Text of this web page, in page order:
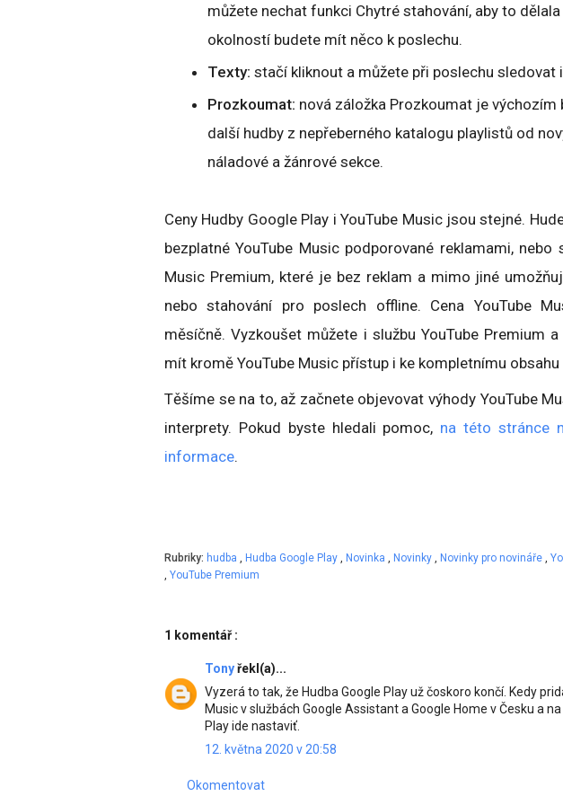
můžete nechat funkci Chytré stahování, aby to
okolností budete mít něco k poslechu.
Texty: stačí kliknout a můžete při poslechu sledovat
Prozkoumat: nová záložka Prozkoumat je
další hudby z nepřeberného katalogu playlistů od
náladové a žánrové sekce.
Ceny Hudby Google Play i YouTube Music jsou stejné.
bezplatné YouTube Music podporované reklamami,
Music Premium, které je bez reklam a mimo jiné
nebo stahování pro poslech offline. Cena YouTube
měsíčně. Vyzkoušet můžete i službu YouTube Premium
mít kromě YouTube Music přístup i ke kompletnímu obsahu
Těšíme se na to, až začnete objevovat výhody YouTube
interprety. Pokud byste hledali pomoc, na této stránce
informace.
Rubriky: hudba , Hudba Google Play , Novinka , Novinky , Novinky pro novináře ,
, YouTube Premium
1 komentář :
Tonyřekl(a)...
Vyzerá to tak, že Hudba Google Play už čoskoro končí. Kedy
Music v službách Google Assistant a Google Home v Česku a
Play ide nastaviť.
12. května 2020 v 20:58
Okomentovat